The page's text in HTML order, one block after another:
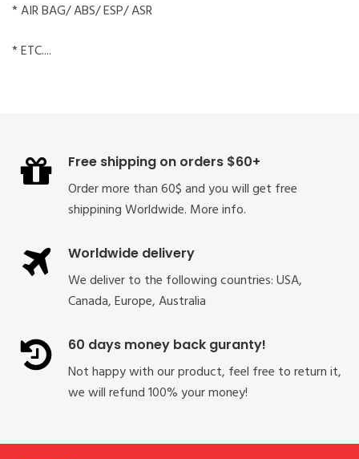
* AIR BAG/ ABS/ ESP/ ASR
* ETC....
Free shipping on orders $60+
Order more than 60$ and you will get free
shippining Worldwide. More info.
Worldwide delivery
We deliver to the following countries: USA,
Canada, Europe, Australia
60 days money back guranty!
Not happy with our product, feel free to return it,
we will refund 100% your money!